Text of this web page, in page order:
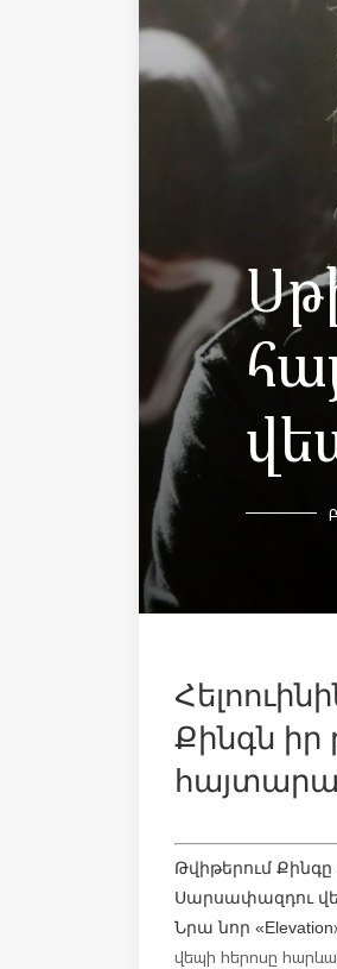
Քինգն իր
Թվիթերում Քինգը
Սարսափազդու
Նրա նոր «Elevation
վեպի հերոսը